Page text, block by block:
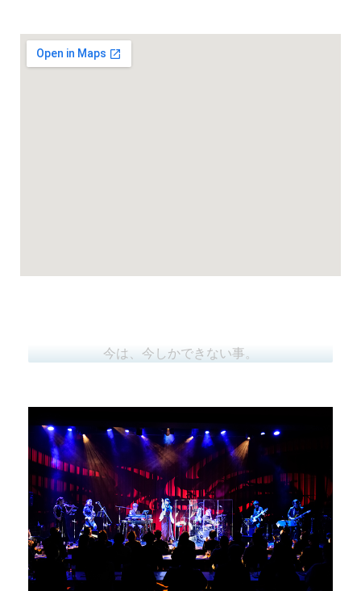
今は、今しかできない事。